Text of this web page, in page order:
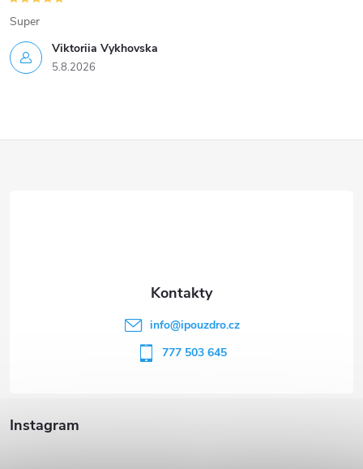
Viktoriia Vykhovska
5.8.2026
Super
Instagram
info@ipouzdro.cz
777 503 645